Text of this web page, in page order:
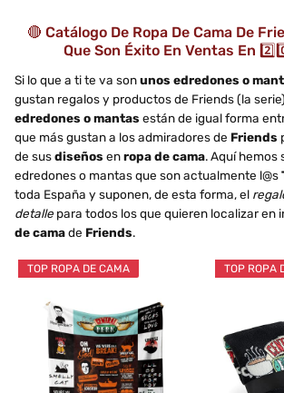
🔴 Catálogo De Ropa De Cama De
Que Son Éxito En Ventas En
Si lo que a ti te va sonunos edredones o
gustan regalos y productos de Friends (la
edredones o mantas están de igual forma
que más gustan a los admiradores de Friends
de susdiseños enropa de cama. Aquí hemos
edredones o mantas que son actualmente l@s
toda España y suponen, de esta forma, el
detalle para todos los que quieren localizar en
de camade Friends.
TOP ROPA DE CAMA TOP ROPA